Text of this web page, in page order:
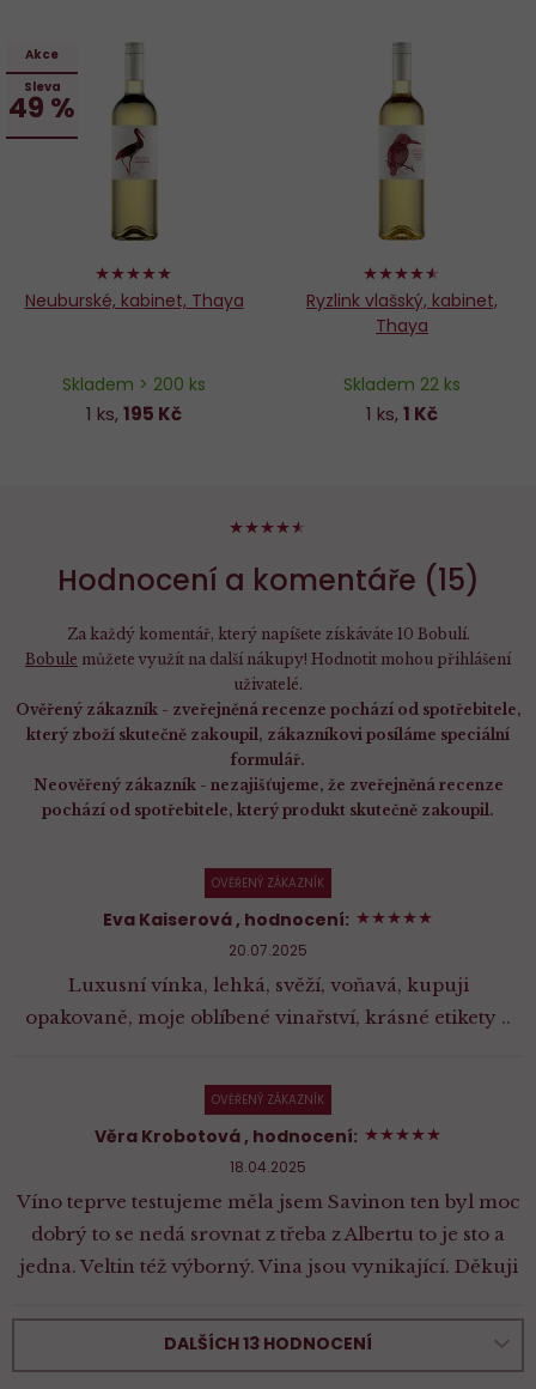
Akce
Sleva
49 %
100%
Neuburské, kabinet, Thaya
Skladem > 200 ks
1 ks,195 Kč
90%
Ryzlink vlašský, kabinet,
Thaya
Skladem 22 ks
1 ks,1 Kč
Hodnocení a komentáře (15)
90%
Za každý komentář, který napíšete získáváte 10 Bobulí.
Bobule můžete využít na další nákupy! Hodnotit mohou přihlášení
uživatelé.
Ověřený zákazník - zveřejněná recenze pochází od spotřebitele,
který zboží skutečně zakoupil, zákazníkovi posíláme speciální
formulář.
Neověřený zákazník - nezajišťujeme, že zveřejněná recenze
pochází od spotřebitele, který produkt skutečně zakoupil.
OVĚŘENÝ ZÁKAZNÍK
Eva Kaiserová , hodnocení: 100%
20.07.2025
Luxusní vínka, lehká, svěží, voňavá, kupuji
opakovaně, moje oblíbené vinařství, krásné etikety ..
OVĚŘENÝ ZÁKAZNÍK
Věra Krobotová , hodnocení: 100%
18.04.2025
Víno teprve testujeme měla jsem Savinon ten byl moc
dobrý to se nedá srovnat z třeba z Albertu to je sto a
jedna. Veltin též výborný. Vina jsou vynikající. Děkuji
DALŠÍCH 13 HODNOCENÍ